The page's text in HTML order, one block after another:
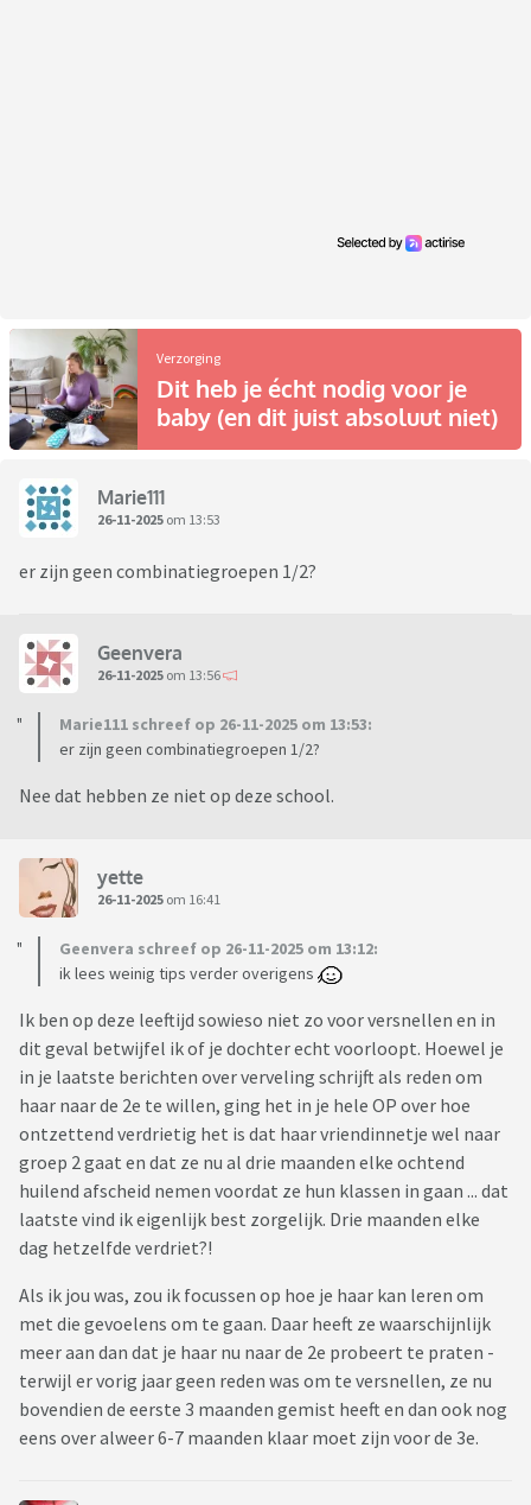
Verzorging
Dit heb je écht nodig voor je
baby (en dit juist absoluut niet)
Marie111
26-11-2025 om 13:53
er zijn geen combinatiegroepen 1/2?
Geenvera
26-11-2025 om 13:56
Marie111 schreef op 26-11-2025 om 13:53:
er zijn geen combinatiegroepen 1/2?
Nee dat hebben ze niet op deze school.
yette
26-11-2025 om 16:41
Geenvera schreef op 26-11-2025 om 13:12:
ik lees weinig tips verder overigens
Ik ben op deze leeftijd sowieso niet zo voor versnellen en in
dit geval betwijfel ik of je dochter echt voorloopt. Hoewel je
in je laatste berichten over verveling schrijft als reden om
haar naar de 2e te willen, ging het in je hele OP over hoe
ontzettend verdrietig het is dat haar vriendinnetje wel naar
groep 2 gaat en dat ze nu al drie maanden elke ochtend
huilend afscheid nemen voordat ze hun klassen in gaan ... dat
laatste vind ik eigenlijk best zorgelijk. Drie maanden elke
dag hetzelfde verdriet?!
Als ik jou was, zou ik focussen op hoe je haar kan leren om
met die gevoelens om te gaan. Daar heeft ze waarschijnlijk
meer aan dan dat je haar nu naar de 2e probeert te praten -
terwijl er vorig jaar geen reden was om te versnellen, ze nu
bovendien de eerste 3 maanden gemist heeft en dan ook nog
eens over alweer 6-7 maanden klaar moet zijn voor de 3e.